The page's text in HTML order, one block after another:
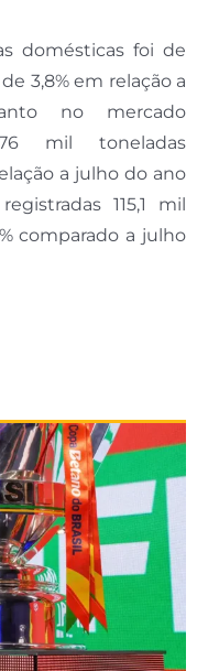
domésticas foi de
3,8% em relação a
no mercado
mil toneladas
a julho do ano
115,1 mil
comparado a julho